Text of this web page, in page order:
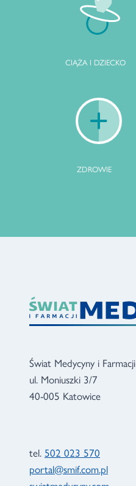
CIĄŻA I DZIECKO
ZDROWIE
Świat Medycyny i Farmacji
ul. Moniuszki 3/7
40-005 Katowice
tel. 502 023 570
portal@smif.com.pl